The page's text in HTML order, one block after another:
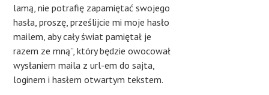
lamą, nie potrafię zapamiętać swojego
hasła, proszę, prześlijcie mi moje hasło
mailem, aby cały świat pamiętał je
razem ze mną”, który będzie owocował
wysłaniem maila z url-em do sajta,
loginem i hasłem otwartym tekstem.